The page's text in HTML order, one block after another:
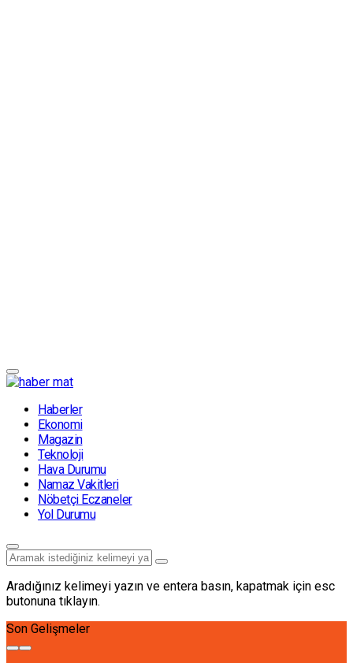
Haberler
Ekonomi
Magazin
Teknoloji
Hava Durumu
Namaz Vakitleri
Nöbetçi Eczaneler
Yol Durumu
Aradığınız kelimeyi yazın ve entera basın, kapatmak için esc
butonuna tıklayın.
Son Gelişmeler